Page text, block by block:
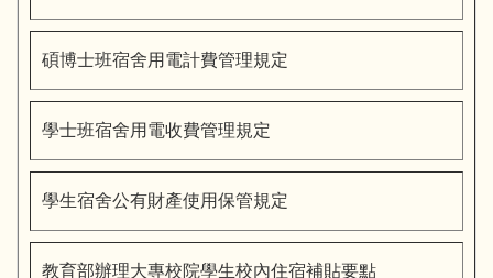
碩博士班宿舍用電計費管理規定
學士班宿舍用電收費管理規定
學生宿舍公有財產使用保管規定
教育部辦理大專校院學生校內住宿補貼要點